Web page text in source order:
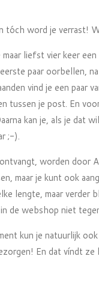
tóch word je verrast!
liefst vier keer
paar oorbellen,
vind je een paar
tussen je post. En
kan je, als je dat
;-).
worden door
maar je kunt ook
lengte, maar verder
de webshop niet
kun je natuurlijk
En dat víndt ze